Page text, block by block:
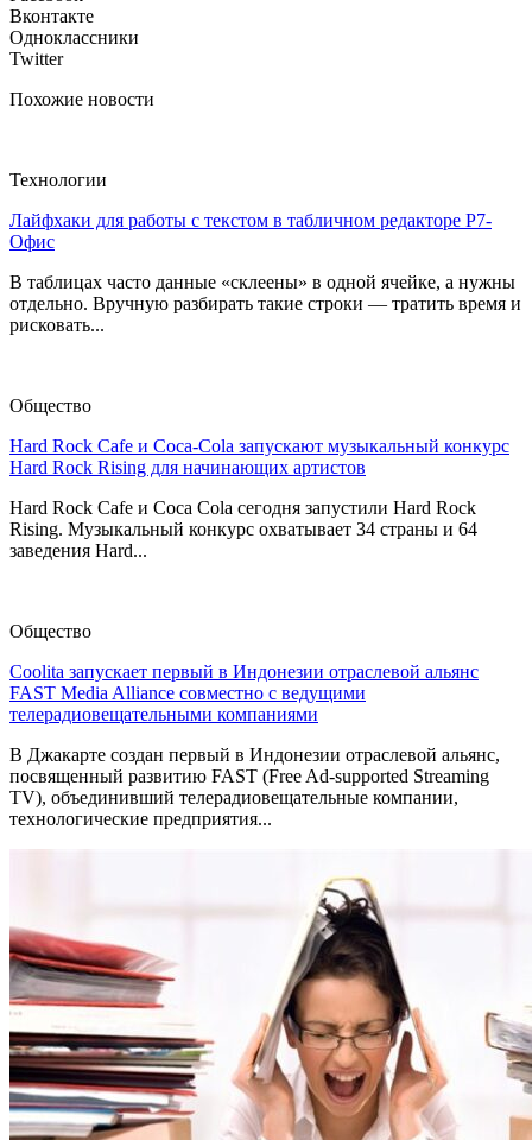
Вконтакте
Одноклассники
Twitter
Похожие новости
Технологии
Лайфхаки для работы с текстом в табличном редакторе Р7-
Офис
В таблицах часто данные «склеены» в одной ячейке, а нужны
отдельно. Вручную разбирать такие строки — тратить время и
рисковать...
Общество
Hard Rock Cafe и Coca-Cola запускают музыкальный конкурс
Hard Rock Rising для начинающих артистов
Hard Rock Cafe и Coca Cola сегодня запустили Hard Rock
Rising. Музыкальный конкурс охватывает 34 страны и 64
заведения Hard...
Общество
Coolita запускает первый в Индонезии отраслевой альянс
FAST Media Alliance совместно с ведущими
телерадиовещательными компаниями
В Джакарте создан первый в Индонезии отраслевой альянс,
посвященный развитию FAST (Free Ad-supported Streaming
TV), объединивший телерадиовещательные компании,
технологические предприятия...